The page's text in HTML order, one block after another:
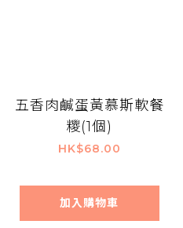
五香肉鹹蛋黃慕斯軟餐
糭(1個)
HK$68.00
加入購物車